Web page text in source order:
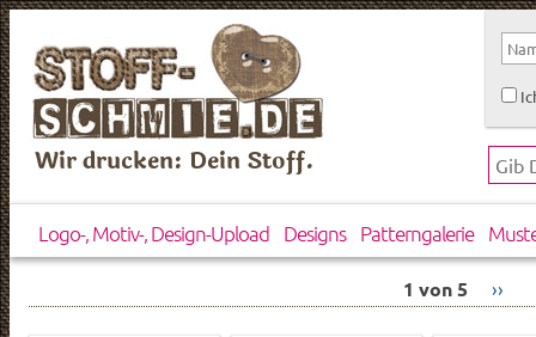
Wir drucken: Dein Stoff.
Logo-, Motiv-, Design-Upload Designs Patterngalerie
1 von 5 ››